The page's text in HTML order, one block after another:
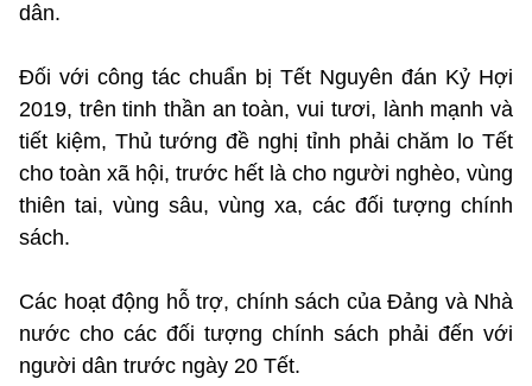
dân.
Đối với công tác chuẩn bị Tết Nguyên đán Kỷ Hợi
2019, trên tinh thần an toàn, vui tươi, lành mạnh và
tiết kiệm, Thủ tướng đề nghị tỉnh phải chăm lo Tết
cho toàn xã hội, trước hết là cho người nghèo, vùng
thiên tai, vùng sâu, vùng xa, các đối tượng chính
sách.
Các hoạt động hỗ trợ, chính sách của Đảng và Nhà
nước cho các đối tượng chính sách phải đến với
người dân trước ngày 20 Tết.